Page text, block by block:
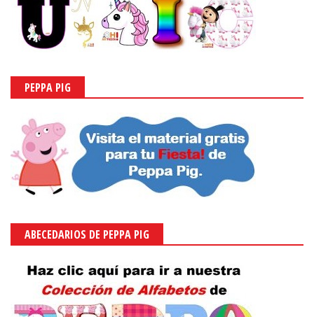
PEPPA PIG
ABECEDARIOS DE PEPPA PIG